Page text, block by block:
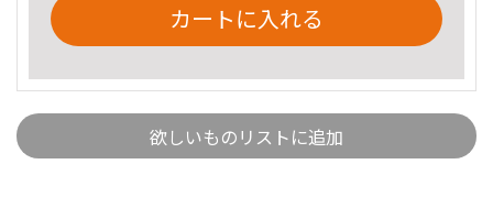
カートに入れる
欲しいものリストに追加